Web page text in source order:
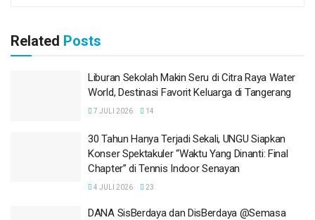
Related Posts
Liburan Sekolah Makin Seru di Citra Raya Water
World, Destinasi Favorit Keluarga di Tangerang
7 JULI 2026 14
30 Tahun Hanya Terjadi Sekali, UNGU Siapkan
Konser Spektakuler “Waktu Yang Dinanti: Final
Chapter” di Tennis Indoor Senayan
4 JULI 2026 23
DANA SisBerdaya dan DisBerdaya @Semasa